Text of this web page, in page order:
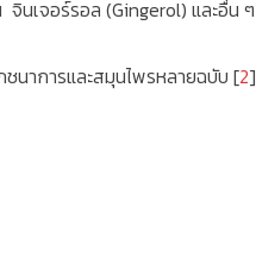
นเจอร์รอล (Gingerol) และอื่น ๆ
นาการและสมุนไพรหลายฉบับ [2]